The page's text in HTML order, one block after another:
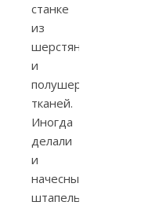
станке
из
шерстяных
и
полушерстяных
тканей.
Иногда
делали
и
начесные
штапельные